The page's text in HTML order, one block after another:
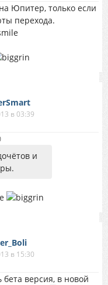
Юпитер, только если
перехода.
в 03:39
и
в 15:30
версия, в новой